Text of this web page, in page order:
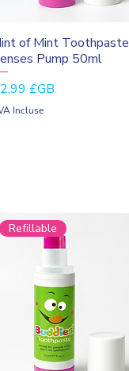
Aperçu rapide
of Mint Toothpaste
Pump 50ml
£GB
Incluse
Refillable